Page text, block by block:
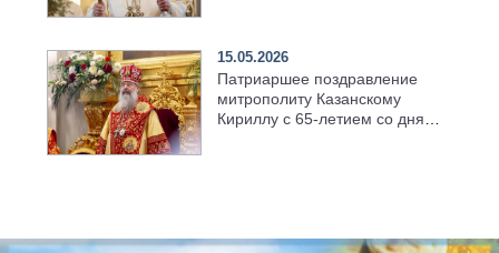
15.05.2026
Патриаршее поздравление
митрополиту Казанскому
Кириллу с 65-летием со дня